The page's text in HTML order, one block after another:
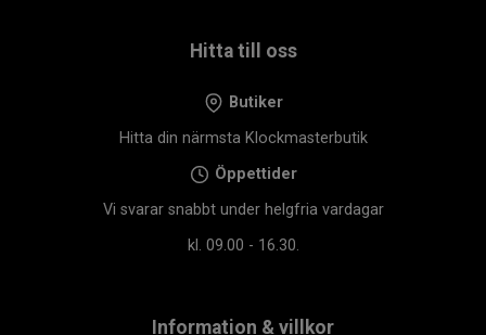
Hitta till oss
Butiker
Hitta din närmsta Klockmasterbutik
Öppettider
Vi svarar snabbt under helgfria vardagar
kl. 09.00 - 16.30.
Information & villkor